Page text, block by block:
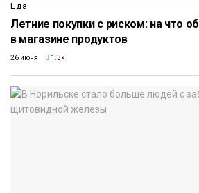
Еда
Летние покупки с риском: на что
в магазине продуктов
26 июня 1.3k